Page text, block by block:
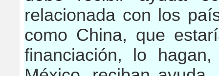
relacionada con los
como China, que
financiación, lo